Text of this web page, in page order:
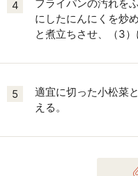
4
フライパンの汚れを
にしたにんにくを炒
と煮立ちさせ、（3）
5
適宜に切った小松菜
える。